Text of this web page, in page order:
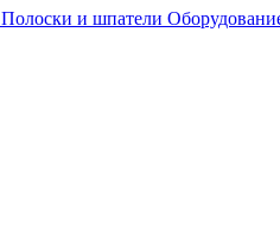
Полоски и шпатели